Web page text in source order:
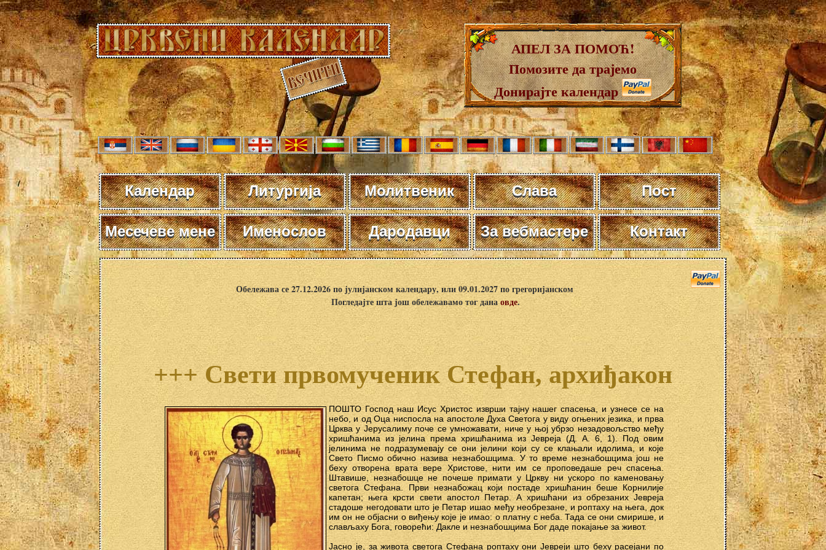
АПЕЛ ЗА ПОМОЋ!
Помозите да трајемо
Донирајте календар
Календар Литургија Молитвеник Слава Пост
Месечеве мене Именослов Дародавци За вебмастере Контакт
Обележава се 27.12.2026 по јулијанском календару, или 09.01.2027 по грегоријанском
Погледајте шта још обележавамо тог данаовде.
+++ Свети првомученик Стефан, архиђакон
ПОШТО Господ наш Исус Христос изврши тајну нашег спасења, и узнесе се на
небо, и од Оца ниспосла на апостоле Духа Светога у виду огњених језика, и прва
Црква у Јерусалиму поче се умножавати, ниче у њој убрзо незадовољство међу
хришћанима из јелина према хришћанима из Јевреја (Д. А. 6, 1). Под овим
јелинима не подразумевају се они јелини који су се клањали идолима, и које
Свето Писмо обично назива незнабошцима. У то време незнабошцима још не
беху отворена врата вере Христове, нити им се проповедаше реч спасења.
Штавише, незнабошце не почеше примати у Цркву ни ускоро по каменовању
светога Стефана. Први незнабожац који постаде хришћанин беше Корнилије
капетан; њега крсти свети апостол Петар. А хришћани из обрезаних Јевреја
стадоше негодовати што је Петар ишао међу необрезане, и роптаху на њега, док
им он не објасни о виђењу које је имао: о платну с неба. Тада се они смирише, и
слављаху Бога, говорећи: Дакле и незнабошцима Бог даде покајање за живот.
Јасно је, за живота светога Стефана роптаху они Јевреји што беху расејани по